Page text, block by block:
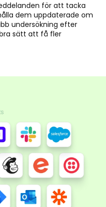
för att tacka
dem uppdaterade om
undersökning efter
sätt att få fler